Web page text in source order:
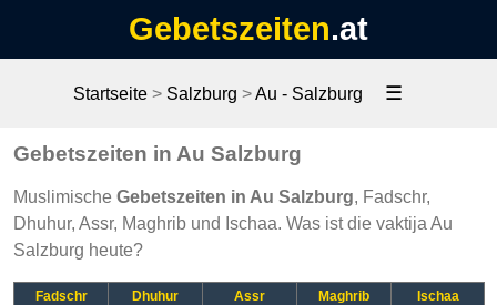
Gebetszeiten.at
Startseite> Salzburg >Au - Salzburg ☰
Gebetszeiten in Au Salzburg
Muslimische Gebetszeiten in Au Salzburg, Fadschr,
Dhuhur, Assr, Maghrib und Ischaa. Was ist die vaktija Au
Salzburg heute?
Fadschr Dhuhur Assr Maghrib
Ischaa